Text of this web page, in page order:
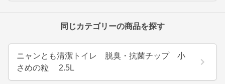
同じカテゴリーの商品を探す
ニャンとも清潔トイレ 脱臭・抗菌チップ 小
さめの粒 2.5L